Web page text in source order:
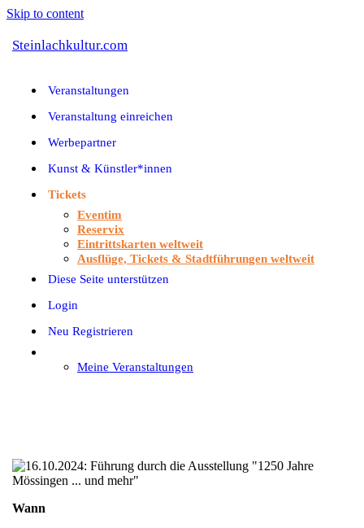
Skip to content
Steinlachkultur.com
Veranstaltungen
Veranstaltung einreichen
Werbepartner
Kunst & Künstler*innen
Tickets
Eventim
Reservix
Eintrittskarten weltweit
Ausflüge, Tickets & Stadtführungen weltweit
Diese Seite unterstützen
Login
Neu Registrieren
Meine Veranstaltungen
Wann